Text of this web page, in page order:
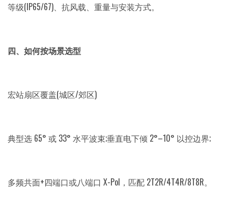
等级(IP65/67)、抗风载、重量与安装方式。
四、如何按场景选型
宏站扇区覆盖(城区/郊区)
典型选 65° 或 33° 水平波束;垂直电下倾 2°–10° 以控边界;
多频共面+四端口或八端口 X-Pol，匹配 2T2R/4T4R/8T8R。